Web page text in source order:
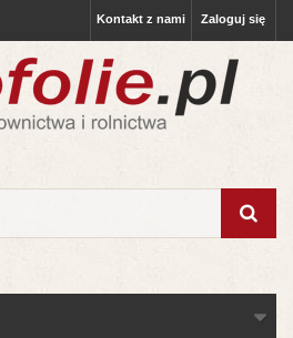
Zaloguj się
Kontakt z nami